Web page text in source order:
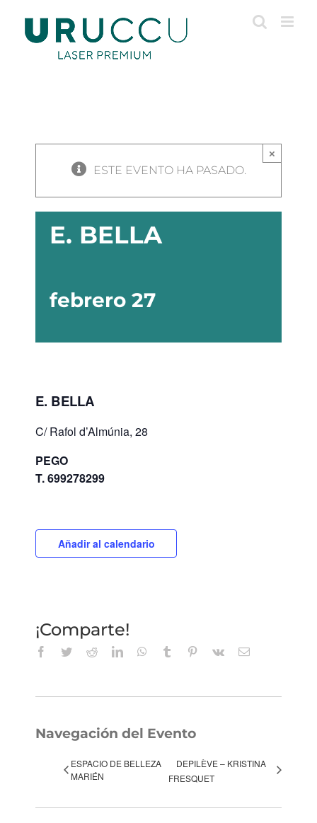
contenido
×
ESTE EVENTO HA PASADO.
E. BELLA
febrero 27
E. BELLA
C/ Rafol d’Almúnia, 28
PEGO
T. 699278299
Añadir al calendario
¡Comparte!
Facebook
TwitterRedditLinkedInWhatsApp
Tumblr Pinterest
Vk
Correo
Navegación del Evento
ESPACIO DE BELLEZA
MARIÉN
DEPILÈVE – KRISTINA
FRESQUET